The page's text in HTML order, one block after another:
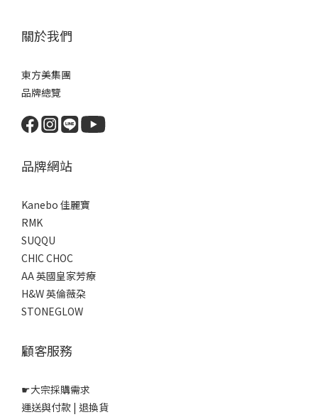
關於我們
東方美集團
品牌總覽
品牌網站
Kanebo 佳麗寶
RMK
SUQQU
CHIC CHOC
AA 英國皇家芳療
H&W 英倫薇朶
STONEGLOW
顧客服務
☛大宗採購需求
運送與付款 | 退換貨